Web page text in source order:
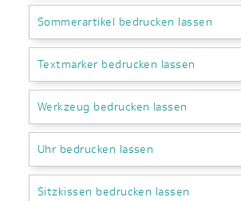
Sommerartikel bedrucken lassen
Textmarker bedrucken lassen
Werkzeug bedrucken lassen
Uhr bedrucken lassen
Sitzkissen bedrucken lassen